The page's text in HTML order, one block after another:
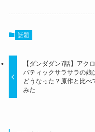
話題
【ダンダダン7話】アクロ
バティックサラサラの娘
どうなった？原作と比べ
みた